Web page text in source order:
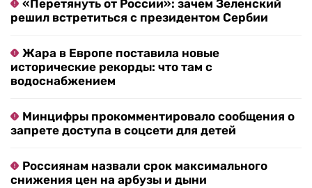
«Перетянуть от России»: зачем Зеленский
решил встретиться с президентом Сербии
Жара в Европе поставила новые
исторические рекорды: что там с
водоснабжением
Минцифры прокомментировало сообщения о
запрете доступа в соцсети для детей
Россиянам назвали срок максимального
снижения цен на арбузы и дыни